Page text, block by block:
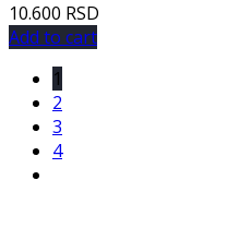
10.600 RSD
Add to cart
1
2
3
4